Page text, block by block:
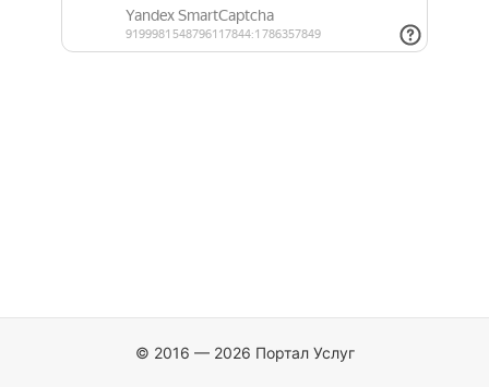
© 2016 — 2026 Портал Услуг